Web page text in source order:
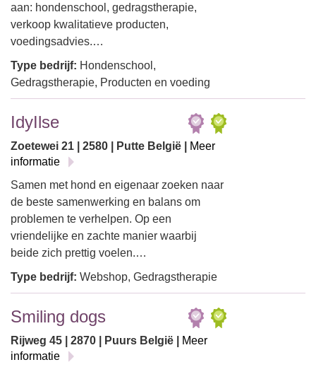
aan: hondenschool, gedragstherapie,
verkoop kwalitatieve producten,
voedingsadvies.…
Type bedrijf: Hondenschool,
Gedragstherapie, Producten en voeding
IdyIlse
Zoetewei 21 | 2580 | Putte België |
Meer
informatie
Samen met hond en eigenaar zoeken naar
de beste samenwerking en balans om
problemen te verhelpen. Op een
vriendelijke en zachte manier waarbij
beide zich prettig voelen.…
Type bedrijf: Webshop, Gedragstherapie
Smiling dogs
Rijweg 45 | 2870 | Puurs België |
Meer
informatie